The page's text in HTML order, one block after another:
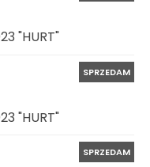
"HURT"
SPRZEDAM
"HURT"
SPRZEDAM